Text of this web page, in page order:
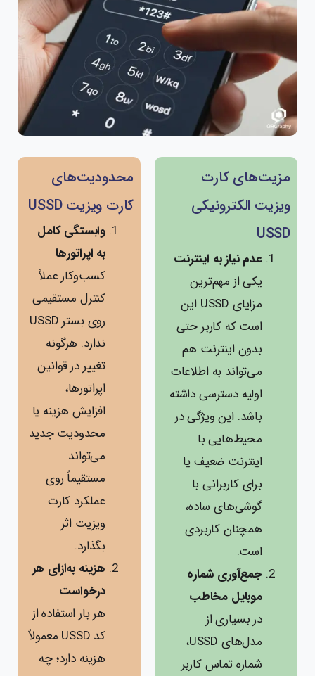
مزیت‌های کارت
ویزیت الکترونیکی
USSD
عدم نیاز به اینترنت
یکی از مهم‌ترین
مزایای USSD این
است که کاربر حتی
بدون اینترنت هم
می‌تواند به اطلاعات
اولیه دسترسی داشته
باشد. این ویژگی در
محیط‌هایی با
اینترنت ضعیف یا
برای کاربرانی با
گوشی‌های ساده،
همچنان کاربردی
است.
جمع‌آوری شماره
موبایل مخاطب
در بسیاری از
مدل‌های USSD،
شماره تماس کاربر
محدودیت‌های
کارت ویزیت USSD
وابستگی کامل
به اپراتورها
کسب‌وکار عملاً
کنترل مستقیمی
روی بستر USSD
ندارد. هرگونه
تغییر در قوانین
اپراتورها،
افزایش هزینه یا
محدودیت جدید
می‌تواند
مستقیماً روی
عملکرد کارت
ویزیت اثر
بگذارد.
هزینه به‌ازای هر
درخواست
هر بار استفاده از
کد USSD معمولاً
هزینه‌ دارد؛ چه